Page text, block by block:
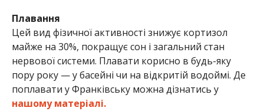
Плавання
Цей вид фізичної активності знижує кортизол
майже на 30%, покращує сон і загальний стан
нервової системи. Плавати корисно в будь-яку
пору року — у басейні чи на відкритій водоймі. Де
поплавати у Франківську можна дізнатись у
нашому матеріалі.